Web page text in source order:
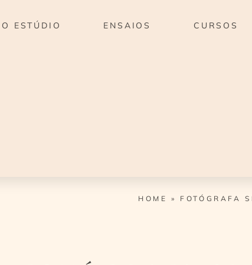
O ESTÚDIO ENSAIOS CURSOS
HOME » FOTÓGRAFA